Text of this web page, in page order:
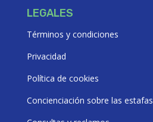
LEGALES
Términos y condiciones
Privacidad
Política de cookies
Concienciación sobre las estafas